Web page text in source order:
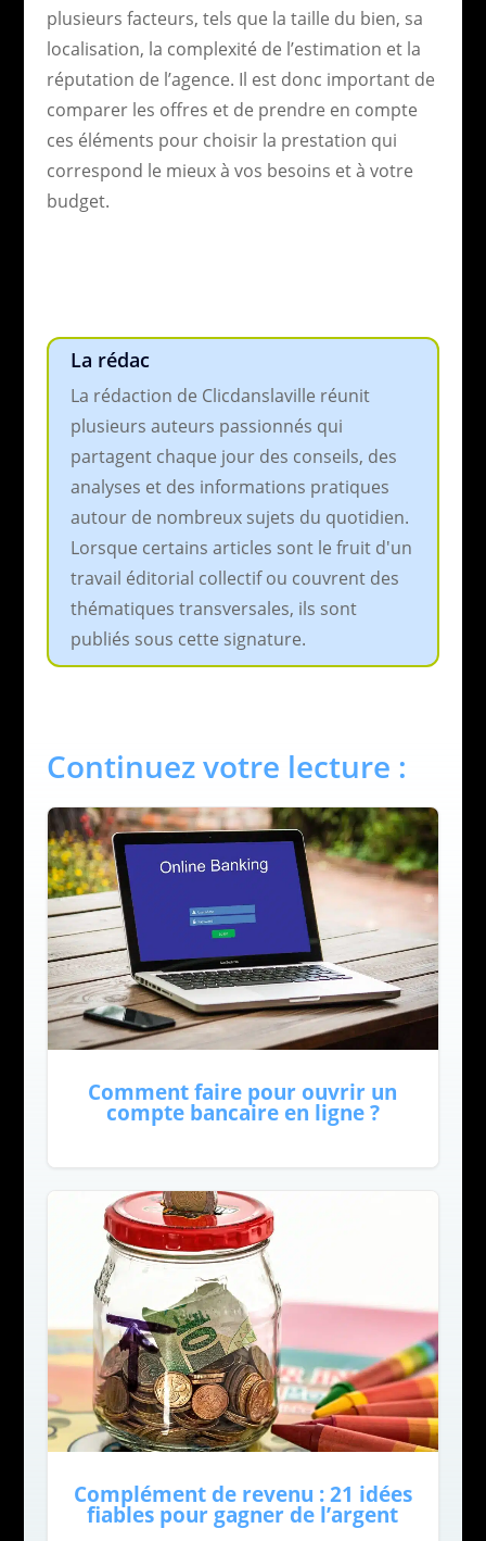
plusieurs facteurs, tels que la taille du bien, sa
localisation, la complexité de l’estimation et la
réputation de l’agence. Il est donc important de
comparer les offres et de prendre en compte
ces éléments pour choisir la prestation qui
correspond le mieux à vos besoins et à votre
budget.
La rédac
La rédaction de Clicdanslaville réunit
plusieurs auteurs passionnés qui
partagent chaque jour des conseils, des
analyses et des informations pratiques
autour de nombreux sujets du quotidien.
Lorsque certains articles sont le fruit d'un
travail éditorial collectif ou couvrent des
thématiques transversales, ils sont
publiés sous cette signature.
Continuez votre lecture :
Comment faire pour ouvrir un
compte bancaire en ligne ?
Complément de revenu : 21 idées
fiables pour gagner de l’argent